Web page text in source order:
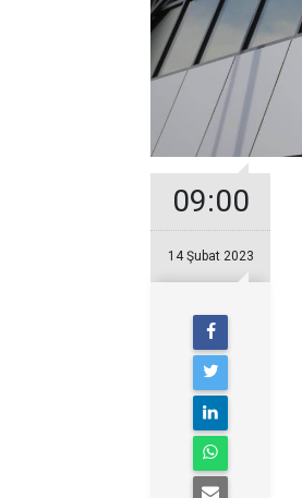
09:00
14 Şubat 2023